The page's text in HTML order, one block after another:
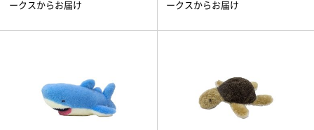
ークスからお届け
ークスからお届け